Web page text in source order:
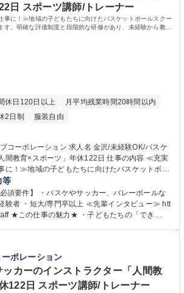
日 スポーツ講師/トレーナー
事に！≫地域の子どもたちに向けたバスケットボールスクー
す。明確な評価制度と段階的な研修があり、未経験から教育
休日120日以上
月平均残業時間20時間以内
2日制 服装自由
ン 求人名 金沢/未経験OK/バスケ
スポーツ」年休122日 仕事の内容 ≪充実
に！≫地域の子どもたちに向けたバスケットボー
をお任せします。明確な評価制度と段階的な研修
長可能です。 ■スクール指導：幼児か
ス約１０から３０名へ指導（1回約60分程度） ■
やチラシ配布を通じた会員獲得 ■イベント企画：
ンストラクター「人間教育×スポーツ」年休122日
等
須要件】 ・バスケやサッカー、バレーボールな
/専門卒以上 ≪先輩インタビュー≫ htt
★この仕事の魅力★ ・子どもたちの「でき
許普通自動車
ポレーション
カーのインストラクター「人間教
122日 スポーツ講師/トレーナー